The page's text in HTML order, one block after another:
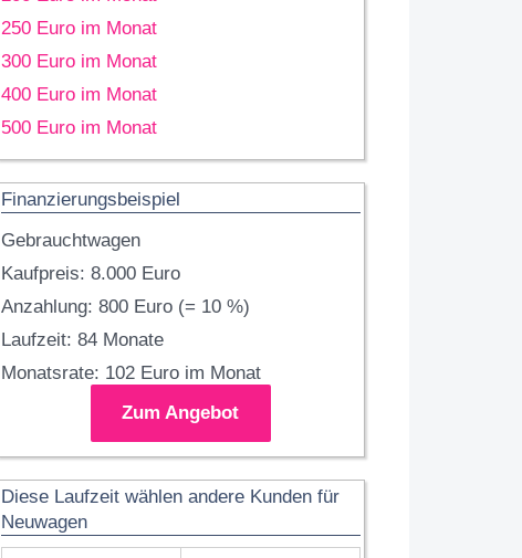
250 Euro im Monat
300 Euro im Monat
400 Euro im Monat
500 Euro im Monat
Finanzierungsbeispiel
Gebrauchtwagen
Kaufpreis: 8.000 Euro
Anzahlung: 800 Euro (= 10 %)
Laufzeit: 84 Monate
Monatsrate: 102 Euro im Monat
Zum Angebot
Diese Laufzeit wählen andere Kunden für
Neuwagen